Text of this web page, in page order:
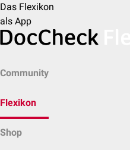
Das Flexikon
als App
Community
Flexikon
Shop